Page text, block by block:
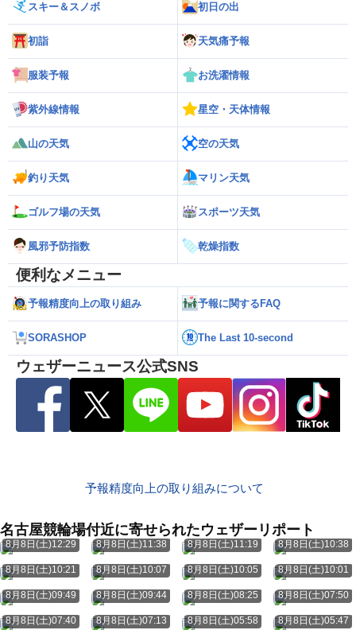
スキー＆スノボ 初日の出
初詣 天気痛予報
服装予報 お洗濯情報
紫外線情報 星空・天体情報
山の天気 空の天気
釣り天気 マリン天気
ゴルフ場の天気 スポーツ天気
風邪予防指数 乾燥指数
便利なメニュー
予報精度向上の取り組み 予報に関するFAQ
SORASHOP The Last 10-second
ウェザーニュース公式SNS
予報精度向上の取り組みについて
名古屋競輪場付近に寄せられたウェザーリポート
8月8日(土)12:29 8月8日(土)11:38 8月8日(土)11:19 8月8日(土)10:38
8月8日(土)10:21 8月8日(土)10:07 8月8日(土)10:05 8月8日(土)10:01
8月8日(土)09:49 8月8日(土)09:44 8月8日(土)08:25 8月8日(土)07:50
8月8日(土)07:40 8月8日(土)07:13 8月8日(土)05:58 8月8日(土)05:47